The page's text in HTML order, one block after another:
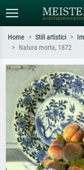
Cerca per artista, titolo o
Monet, Notte
Impressionismo, onda di
nudo.
Home Stili artistici
Natura morta, 1872